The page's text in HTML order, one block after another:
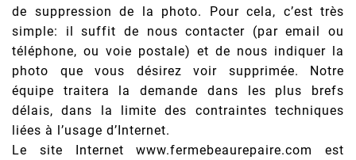
de suppression de la photo. Pour cela, c’est très
simple: il suffit de nous contacter (par email ou
téléphone, ou voie postale) et de nous indiquer la
photo que vous désirez voir supprimée. Notre
équipe traitera la demande dans les plus brefs
délais, dans la limite des contraintes techniques
liées à l’usage d’Internet.
Le site Internet www.fermebeaurepaire.com est